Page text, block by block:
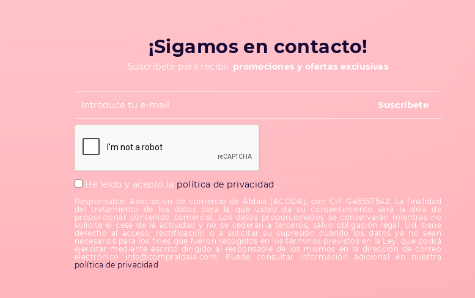
¡Sigamos en contacto!
Suscríbete para recibir promociones y ofertas exclusivas
He leído y acepto la política de privacidad.
Responsable: Asociación de comercio de Aldaia (ACODA), con CIF G46557542. La finalidad
del tratamiento de los datos para la que usted da su consentimiento será la dela de
proporcionar contenido comercial. Los datos proporcionados se conservarán mientras no
solicite el cese de la actividad y no se cederán a terceros, salvo obligación legal. Ud. tiene
derecho al acceso, rectificación o a solicitar su supresión cuando los datos ya no sean
necesarios para los fines que fueron recogidos en los términos previstos en la Ley, que podrá
ejercitar mediante escrito dirigido al responsable de los mismos en la dirección de correo
electrónico info@compraldaia.com. Puede consultar información adicional en nuestra
política de privacidad.